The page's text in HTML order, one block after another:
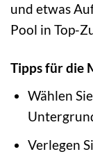
und etwas
Pool in Top-
Tipps für die
Wählen
Verlegen